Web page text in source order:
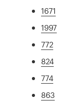
1671
1997
772
824
774
863